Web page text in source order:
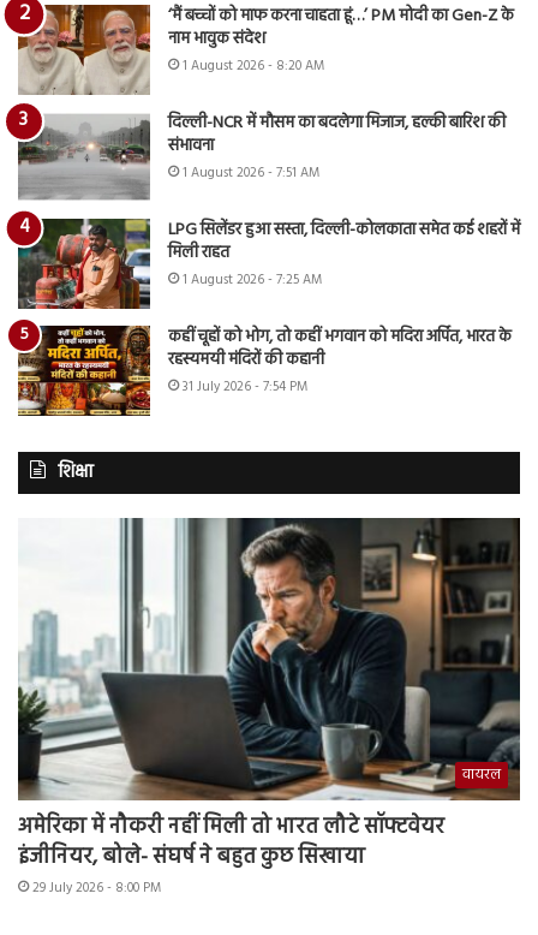
‘मैं बच्चों को माफ करना चाहता हूं…’ PM मोदी का Gen-Z के
नाम भावुक संदेश
1 August 2026 - 8:20 AM
दिल्ली-NCR में मौसम का बदलेगा मिजाज, हल्की बारिश की
संभावना
1 August 2026 - 7:51 AM
LPG सिलेंडर हुआ सस्ता, दिल्ली-कोलकाता समेत कई शहरों में
मिली राहत
1 August 2026 - 7:25 AM
कहीं चूहों को भोग, तो कहीं भगवान को मदिरा अर्पित, भारत के
रहस्यमयी मंदिरों की कहानी
31 July 2026 - 7:54 PM
शिक्षा
वायरल
अमेरिका में नौकरी नहीं मिली तो भारत लौटे सॉफ्टवेयर
इंजीनियर, बोले- संघर्ष ने बहुत कुछ सिखाया
29 July 2026 - 8:00 PM